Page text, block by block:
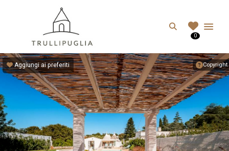
Search
0
Copyright
Aggiungi ai preferiti